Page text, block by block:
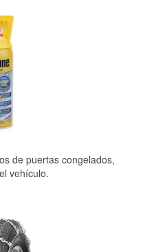
de puertas congelados,
vehículo.